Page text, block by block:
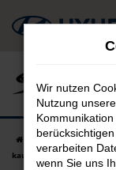
Zum
Hauptinhalt
Startseite
kaufen
Wir nutzen
Nutzung
verarbeiten
wenn Sie uns